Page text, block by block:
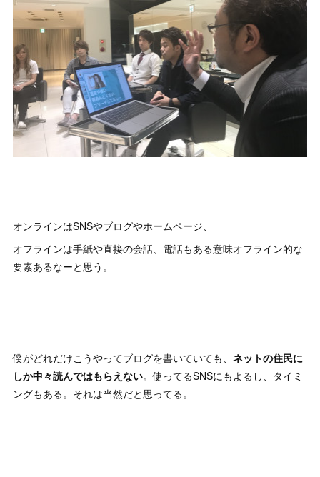
オンラインはSNSやブログやホームページ、
オフラインは手紙や直接の会話、電話もある意味オフライン的な
要素あるなーと思う。
僕がどれだけこうやってブログを書いていても、ネットの住民に
しか中々読んではもらえない。使ってるSNSにもよるし、タイミ
ングもある。それは当然だと思ってる。